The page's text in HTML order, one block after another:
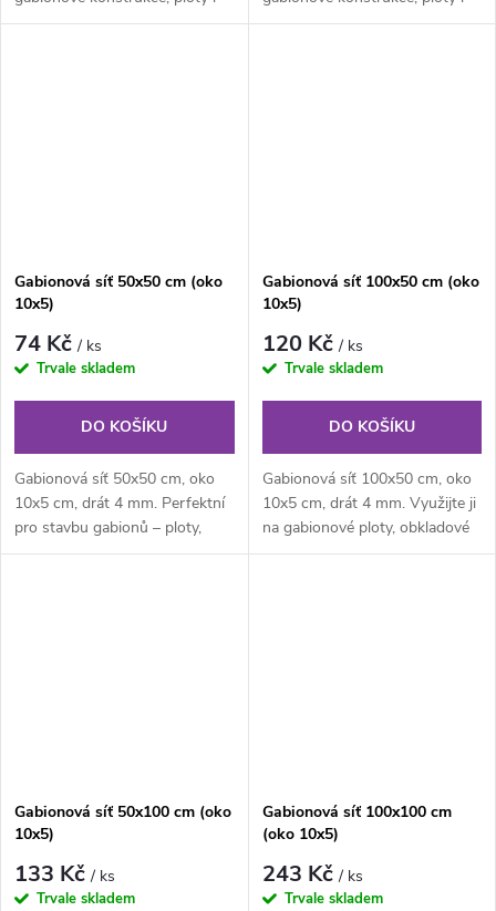
dekorativní prvky na zahradě.
dekorativní prvky na zahradě.
Gabionová síť 50x50 cm (oko
10x5)
74 Kč/ ks
Trvale skladem
DO KOŠÍKU
Gabionová síť 50x50 cm, oko
10x5 cm, drát 4 mm. Perfektní
pro stavbu gabionů – ploty,
zídky i terénní opěrné
Gabionová síť 100x50 cm (oko
10x5)
120 Kč/ ks
Trvale skladem
DO KOŠÍKU
Gabionová síť 100x50 cm, oko
10x5 cm, drát 4 mm. Využijte ji
na gabionové ploty, obkladové
stěny i zahradní dekorace.
Gabionová síť 50x100 cm (oko
10x5)
133 Kč/ ks
Trvale skladem
Gabionová síť 100x100 cm
(oko 10x5)
243 Kč/ ks
Trvale skladem